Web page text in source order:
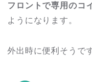
フロントで専用のコ
ようになります。
外出時に便利そうです